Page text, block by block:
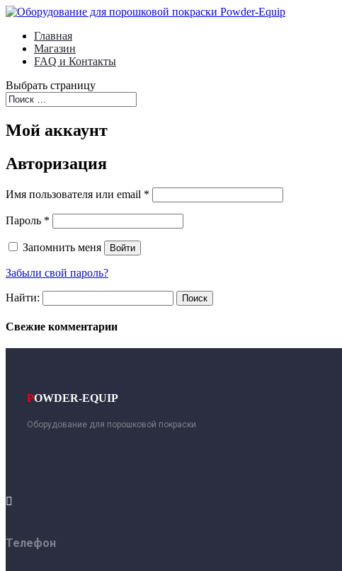
Главная
Магазин
FAQ и Контакты
Выбрать страницу
Мой аккаунт
Авторизация
Имя пользователя или email *
Пароль *
Запомнить меня Войти
Забыли свой пароль?
Найти:
Свежие комментарии
POWDER-EQUIP
Оборудование для порошковой покраски

Телефон